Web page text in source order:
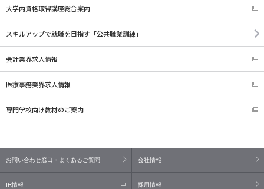
大学内資格取得講座総合案内
スキルアップで就職を目指す 「公共職業訓練」
会計業界求人情報
医療事務業界求人情報
専門学校向け教材のご案内
お問い合わせ窓口・よくあるご質問 会社情報
IR情報 採用情報